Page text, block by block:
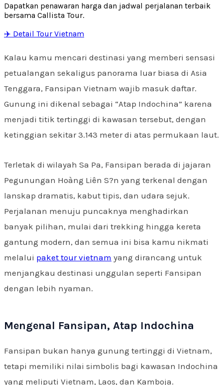
Dapatkan penawaran harga dan jadwal perjalanan terbaik
bersama Callista Tour.
✈️ Detail Tour Vietnam
Kalau kamu mencari destinasi yang memberi sensasi
petualangan sekaligus panorama luar biasa di Asia
Tenggara, Fansipan Vietnam wajib masuk daftar.
Gunung ini dikenal sebagai “Atap Indochina” karena
menjadi titik tertinggi di kawasan tersebut, dengan
ketinggian sekitar 3.143 meter di atas permukaan laut.
Terletak di wilayah Sa Pa, Fansipan berada di jajaran
Pegunungan Hoàng Liên S?n yang terkenal dengan
lanskap dramatis, kabut tipis, dan udara sejuk.
Perjalanan menuju puncaknya menghadirkan
banyak pilihan, mulai dari trekking hingga kereta
gantung modern, dan semua ini bisa kamu nikmati
melalui paket tour vietnam yang dirancang untuk
menjangkau destinasi unggulan seperti Fansipan
dengan lebih nyaman.
Mengenal Fansipan, Atap Indochina
Fansipan bukan hanya gunung tertinggi di Vietnam,
tetapi memiliki nilai simbolis bagi kawasan Indochina
yang meliputi Vietnam, Laos, dan Kamboja.